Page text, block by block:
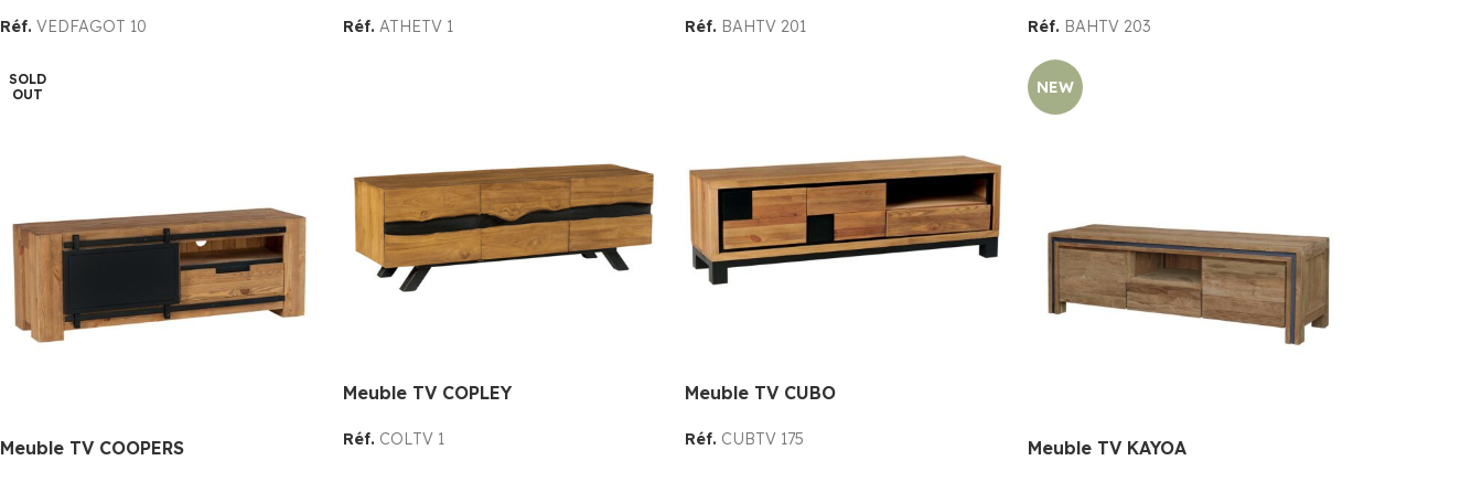
Réf. VEDFAGOT 10 Réf. ATHETV 1 Réf. BAHTV 201 Réf. BAHTV 203
SOLD
OUT
Meuble TV COOPERS
Meuble TV COPLEY
Réf. COLTV 1
Meuble TV CUBO
Réf. CUBTV 175
NEW
Meuble TV KAYOA